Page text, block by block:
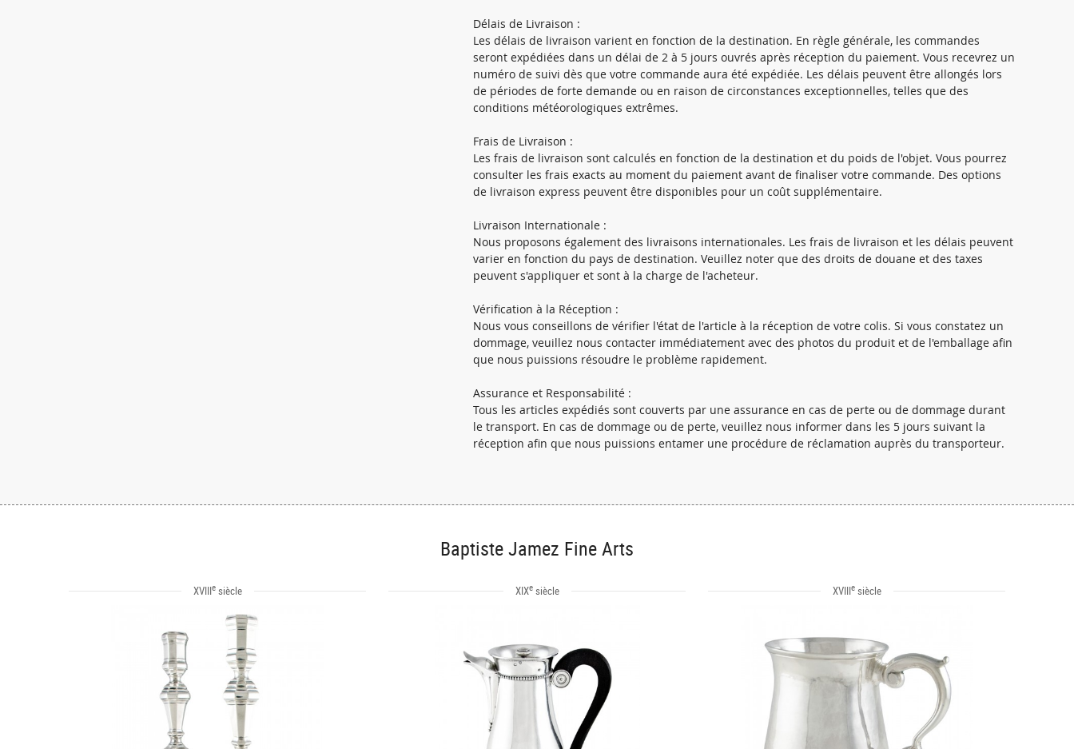
Délais de Livraison :
Les délais de livraison varient en fonction de la destination. En règle générale, les commandes
seront expédiées dans un délai de 2 à 5 jours ouvrés après réception du paiement. Vous recevrez un
numéro de suivi dès que votre commande aura été expédiée. Les délais peuvent être allongés lors
de périodes de forte demande ou en raison de circonstances exceptionnelles, telles que des
conditions météorologiques extrêmes.
Frais de Livraison :
Les frais de livraison sont calculés en fonction de la destination et du poids de l'objet. Vous pourrez
consulter les frais exacts au moment du paiement avant de finaliser votre commande. Des options
de livraison express peuvent être disponibles pour un coût supplémentaire.
Livraison Internationale :
Nous proposons également des livraisons internationales. Les frais de livraison et les délais peuvent
varier en fonction du pays de destination. Veuillez noter que des droits de douane et des taxes
peuvent s'appliquer et sont à la charge de l'acheteur.
Vérification à la Réception :
Nous vous conseillons de vérifier l'état de l'article à la réception de votre colis. Si vous constatez un
dommage, veuillez nous contacter immédiatement avec des photos du produit et de l'emballage afin
que nous puissions résoudre le problème rapidement.
Assurance et Responsabilité :
Tous les articles expédiés sont couverts par une assurance en cas de perte ou de dommage durant
le transport. En cas de dommage ou de perte, veuillez nous informer dans les 5 jours suivant la
réception afin que nous puissions entamer une procédure de réclamation auprès du transporteur.
Baptiste Jamez Fine Arts
XVIIIesiècle XIXesiècle XVIIIesiècle